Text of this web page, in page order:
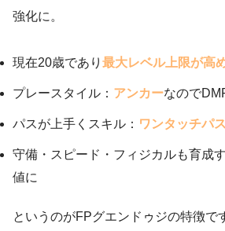
強化に。
現在20歳であり 最大レベル上限が高
プレースタイル： アンカーなので
パスが上手くスキル： ワンタッチパス
守備・スピード・フィジカルも育成
値に
というのがFPグエンドゥジの特徴で